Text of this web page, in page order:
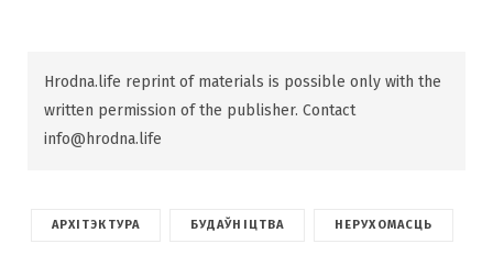
Hrodna.life reprint of materials is possible only with the
written permission of the publisher. Contact
info@hrodna.life
АРХІТЭКТУРА БУДАЎНІЦТВА НЕРУХОМАСЦЬ